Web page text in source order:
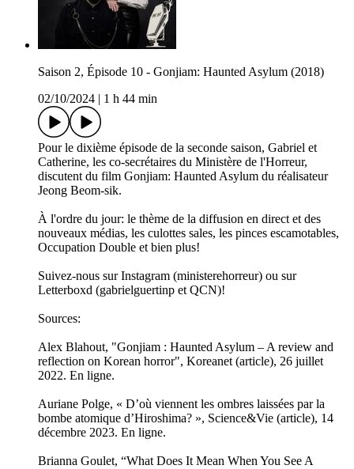
Saison 2, Épisode 10 - Gonjiam: Haunted Asylum (2018)
02/10/2024
1 h 44 min
Pour le dixième épisode de la seconde saison, Gabriel et
Catherine, les co-secrétaires du Ministère de l'Horreur,
discutent du film Gonjiam: Haunted Asylum du réalisateur
Jeong Beom-sik.
À l'ordre du jour: le thème de la diffusion en direct et des
nouveaux médias, les culottes sales, les pinces escamotables,
Occupation Double et bien plus!
Suivez-nous sur Instagram (ministerehorreur) ou sur
Letterboxd (gabrielguertinp et QCN)!
Sources:
Alex Blahout, "Gonjiam : Haunted Asylum – A review and
reflection on Korean horror", Koreanet (article), 26 juillet
2022. En ligne.
Auriane Polge, « D’où viennent les ombres laissées par la
bombe atomique d’Hiroshima? », Science&Vie (article), 14
décembre 2023. En ligne.
Brianna Goulet, “What Does It Mean When You See A